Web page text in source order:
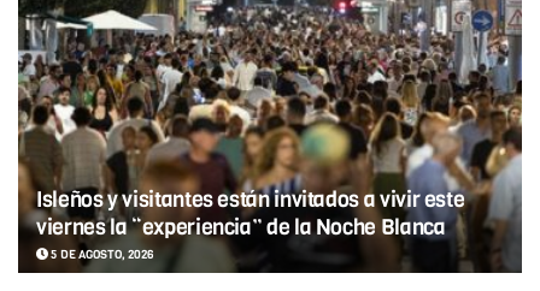
Isleños y visitantes están invitados a vivir este
viernes la “experiencia” de la Noche Blanca
5 DE AGOSTO, 2026